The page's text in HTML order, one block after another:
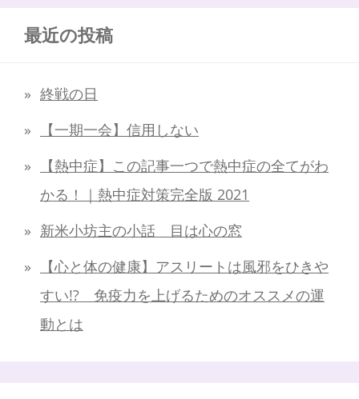
最近の投稿
終戦の日
【一期一会】信用しない
【熱中症】この記事一つで熱中症の全てがわ
かる！｜熱中症対策完全版 2021
新米小坊主の小話 目は心の窓
【心と体の健康】アスリートは風邪をひきや
すい!? 免疫力を上げるためのオススメの運
動とは